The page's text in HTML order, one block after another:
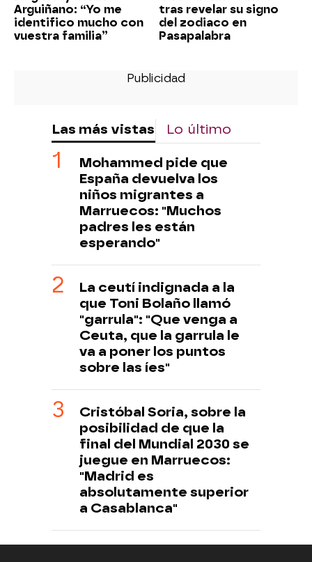
Arguiñano: “Yo me
identifico mucho con
vuestra familia”
tras revelar su signo
del zodiaco en
Pasapalabra
Las más vistas Lo último
Mohammed pide que
España devuelva los
niños migrantes a
Marruecos: "Muchos
padres les están
esperando"
La ceutí indignada a la
que Toni Bolaño llamó
"garrula": "Que venga a
Ceuta, que la garrula le
va a poner los puntos
sobre las íes"
Cristóbal Soria, sobre la
posibilidad de que la
final del Mundial 2030 se
juegue en Marruecos:
"Madrid es
absolutamente superior
a Casablanca"